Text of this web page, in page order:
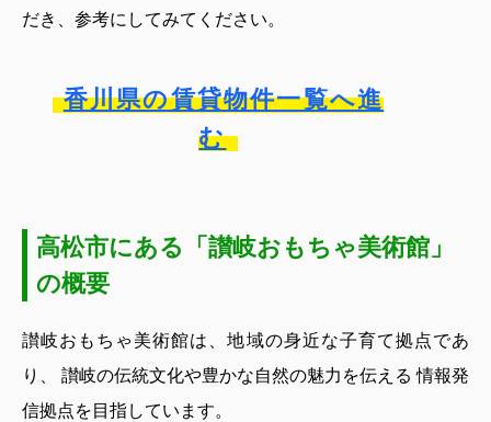
だき、参考にしてみてください。
香川県の賃貸物件一覧へ進
む
高松市にある「讃岐おもちゃ美術館」
の概要
讃岐おもちゃ美術館は、地域の身近な子育て拠点であ
り、 讃岐の伝統文化や豊かな自然の魅力を伝える 情報発
信拠点を目指しています。